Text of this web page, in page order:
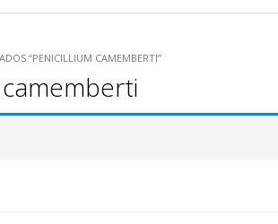
“PENICILLIUM CAMEMBERTI”